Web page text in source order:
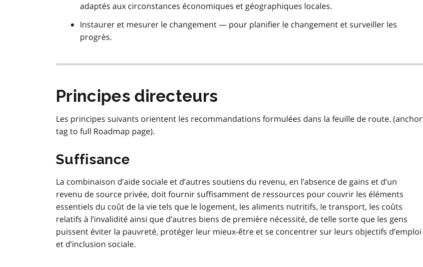
adaptés aux circonstances économiques et géographiques locales.
Instaurer et mesurer le changement — pour planifier le changement et surveiller les
progrès.
Principes directeurs
Les principes suivants orientent les recommandations formulées dans la feuille de route. (anchor
tag to full Roadmap page).
Suffisance
La combinaison d’aide sociale et d’autres soutiens du revenu, en l’absence de gains et d’un
revenu de source privée, doit fournir suffisamment de ressources pour couvrir les éléments
essentiels du coût de la vie tels que le logement, les aliments nutritifs, le transport, les coûts
relatifs à l’invalidité ainsi que d’autres biens de première nécessité, de telle sorte que les gens
puissent éviter la pauvreté, protéger leur mieux-être et se concentrer sur leurs objectifs d’emploi
et d’inclusion sociale.